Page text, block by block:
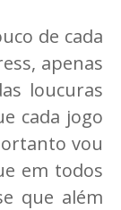
de cada
apenas
loucuras
cada jogo
vou
em todos
que além